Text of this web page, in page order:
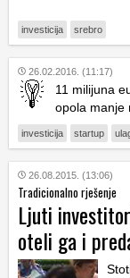
investicija srebro
26.02.2016. (11:17)
11 milijuna
opola manje
investicija startup
26.08.2015. (13:06)
Tradicionalno rješenje
Ljuti
oteli ga i